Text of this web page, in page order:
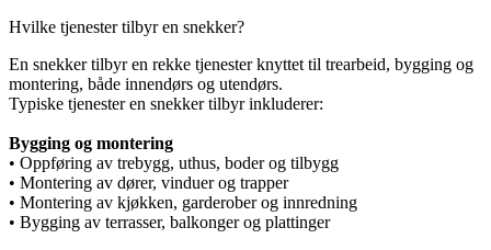
Hvilke tjenester tilbyr en snekker?
En snekker tilbyr en rekke tjenester knyttet til trearbeid, bygging og
montering, både innendørs og utendørs.
Typiske tjenester en snekker tilbyr inkluderer:
Bygging og montering
• Oppføring av trebygg, uthus, boder og tilbygg
• Montering av dører, vinduer og trapper
• Montering av kjøkken, garderober og innredning
• Bygging av terrasser, balkonger og plattinger